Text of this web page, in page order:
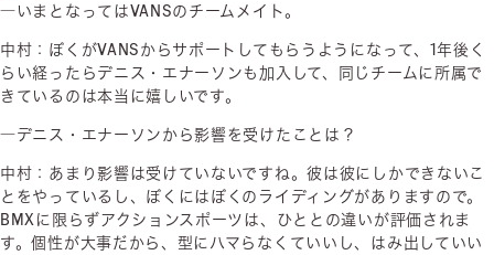
―いまとなってはVANSのチームメイト。
中村：ぼくがVANSからサポートしてもらうようになって、1年後く
らい経ったらデニス・エナーソンも加入して、同じチームに所属で
きているのは本当に嬉しいです。
―デニス・エナーソンから影響を受けたことは？
中村：あまり影響は受けていないですね。彼は彼にしかできないこ
とをやっているし、ぼくにはぼくのライディングがありますので。
BMXに限らずアクションスポーツは、ひととの違いが評価されま
す。個性が大事だから、型にハマらなくていいし、はみ出していい